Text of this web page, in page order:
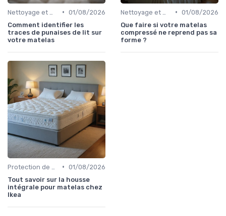
• 01/08/2026
Comment identifier les
traces de punaises de lit sur
votre matelas
• 01/08/2026
Que faire si votre matelas
compressé ne reprend pas sa
forme ?
• 01/08/2026
Tout savoir sur la housse
intégrale pour matelas chez
Ikea